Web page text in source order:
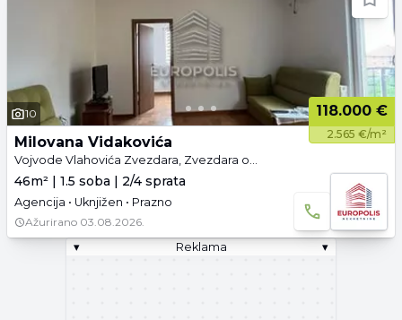
10 118.000 €
2.565 €/m²
Milovana Vidakovića
Vojvode Vlahovića Zvezdara, Zvezdara opština, Beograd
46m² | 1.5 soba | 2/4 sprata
Agencija • Uknjižen • Prazno
Ažurirano 03.08.2026.
▾
Reklama ▾